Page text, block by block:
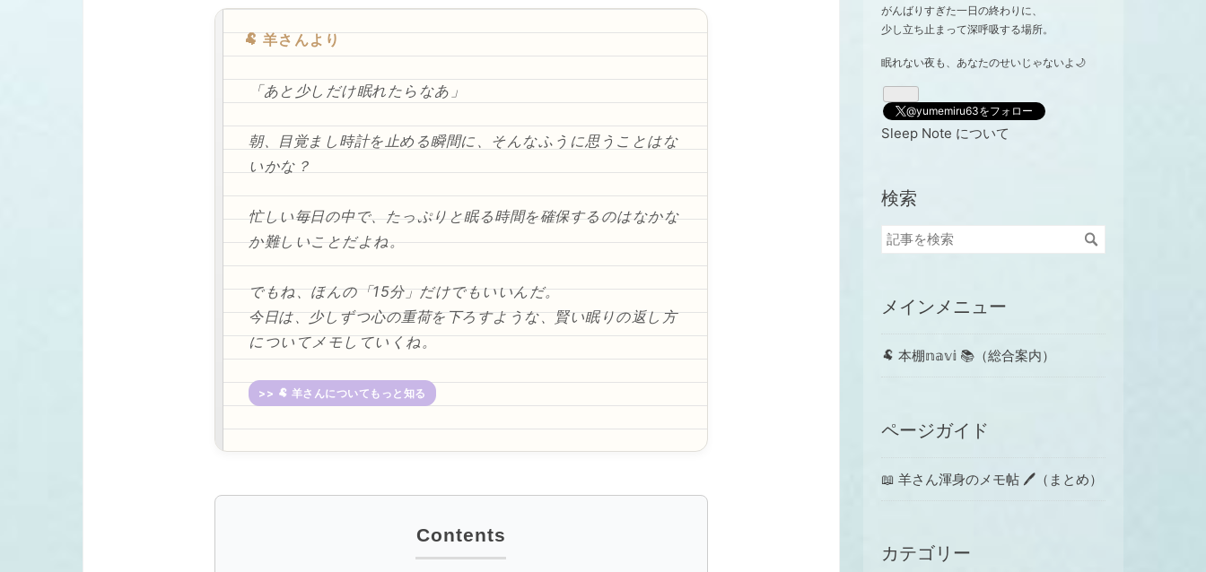
🐏 羊さんより
「あと少しだけ眠れたらなあ」
朝、目覚まし時計を止める瞬間に、そんなふうに思うことはな
いかな？
忙しい毎日の中で、たっぷりと眠る時間を確保するのはなかな
か難しいことだよね。
でもね、ほんの「15分」だけでもいいんだ。
今日は、少しずつ心の重荷を下ろすような、賢い眠りの返し方
についてメモしていくね。
>> 🐏 羊さんについてもっと知る
がんばりすぎた一日の終わりに、
少し立ち止まって深呼吸する場所。
眠れない夜も、あなたのせいじゃないよ🌙
@yumemiru63をフォロー
Sleep Note について
検索
メインメニュー
🐏 本棚𝕟𝕒𝕧𝕚 📚（総合案内）
ページガイド
📖 羊さん渾身のメモ帖 🖊（まとめ）
カテゴリー